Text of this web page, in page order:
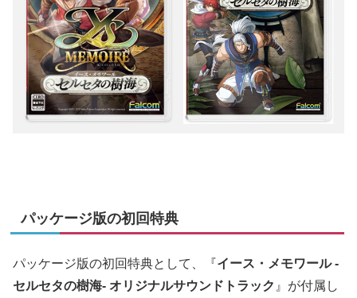
パッケージ版の初回特典
パッケージ版の初回特典として、『イース・メモワール -
セルセタの樹海- オリジナルサウンドトラック 』が付属し